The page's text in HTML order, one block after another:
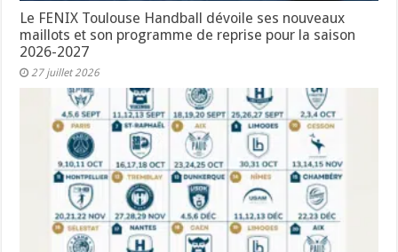
Le FENIX Toulouse Handball dévoile ses nouveaux
maillots et son programme de reprise pour la saison
2026-2027
27 juillet 2026